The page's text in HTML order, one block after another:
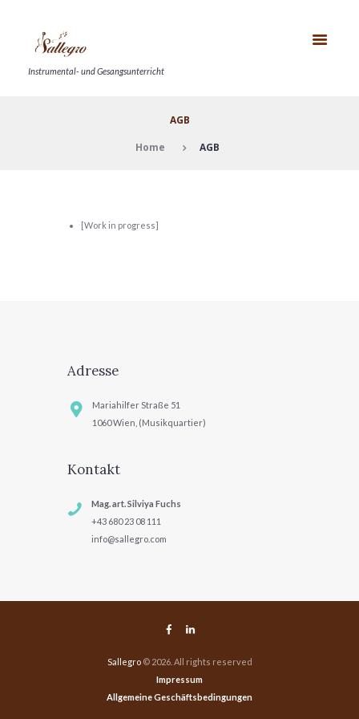
Instrumental- und Gesangsunterricht
AGB
Home AGB
[Work in progress]
Adresse
Mariahilfer Straße 51
1060 Wien, (Musikquartier)
Kontakt
Mag. art. Silviya Fuchs
+43 680 23 08 111
info@sallegro.com
Sallegro© 2026. All rights reserved
Impressum
Allgemeine Geschäftsbedingungen